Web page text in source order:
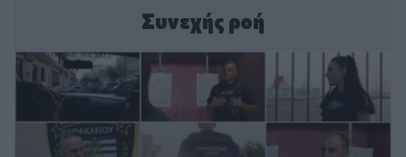
Συνεχής ροή